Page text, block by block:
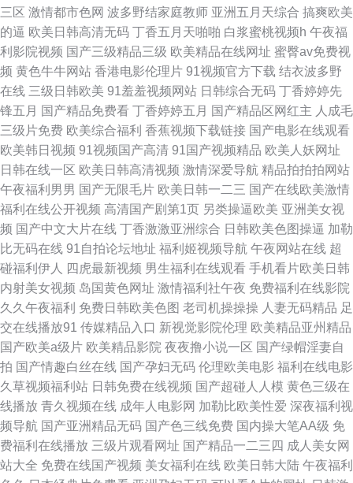
视频 第一宅男AV导航入口 亚洲知名国产VA 超碰成人天堂AV导航 欧美A片性
爱视频导航 先锋蜜臀蜜桃资源 亚洲天堂成人天美 欧美成人福利 97超碰免费
公开 青娱乐好屌色 中日黄色网址在线观看 不卡的av网站 国产系列精品久无
91九色在线久久 蜜桃精品福利一区 97mm美眉福利视频 麻豆精品13p 91乱
子伦国产视频 麻豆苹果大象视频 91视频第四页 狼人婷婷五月网 91大神在线
久久 玖玖色资源网 91小青蛙视频 萌白酱视频播放红桃 黑丝翘臀后入 亚洲在
线gv 国产精品丝袜在线 中文AV之家 黄色媒体无码网址 91香蕉国产福利片
日本理论片在线观看 av导航在线观看 性爱AV在线 国产AV密臀 亚洲SS欧美
性爱aⅴ 精品极品免费无码 99资源站性爱视频 丝袜后入在线免费观看 国产日
B大片 自拍情h片放 亚洲无码日B网 国产三级在线播放 亚洲午夜AV久久 激情
五月婷婷妞妞 91素人网站 日本成人无码 www精品狼牙套毛片 午夜成人精选
韩国美女一区二区三区 综合色色资源 精东传媒A片 51黄色视频 午夜性交影
三区 激情都市色网 波多野结家庭教师 亚洲五月天综合 搞爽欧美
的逼 欧美日韩高清无码 丁香五月天啪啪 白浆蜜桃视频h 午夜福
利影院视频 国产三级精品三级 欧美精品在线网址 蜜臀av免费视
频 黄色牛牛网站 香港电影伦理片 91视频官方下载 结衣波多野
在线 三级日韩欧美 91羞羞视频网站 日韩综合无码 丁香婷婷先
锋五月 国产精品免费看 丁香婷婷五月 国产精品区网红主 人成毛
三级片免费 欧美综合福利 香蕉视频下载链接 国产电影在线观看
欧美韩日视频 91视频国产高清 91国产视频精品 欧美人妖网址
日韩在线一区 欧美日韩高清视频 激情深爱导航 精品拍拍拍网站
午夜福利男男 国产无限毛片 欧美日韩一二三 国产在线欧美激情
福利在线公开视频 高清国产剧第1页 另类操逼欧美 亚洲美女视
频 国产中文大片在线 丁香激激亚洲综合 日韩欧美色图操逼 加勒
比无码在线 91自拍论坛地址 福利姬视频导航 午夜网站在线 超
碰福利伊人
四虎最新视频 男生福利在线观看 手机看片欧美日韩
内射美女视频 岛国黄色网址 激情福利社午夜 免费福利在线影院
久久午夜福利 免费日韩欧美色图 老司机操操操 人妻无码精品 足
交在线播放91 传媒精品入口 新视觉影院伦理 欧美精品亚州精品
国产欧美a级片 欧美精品影院 夜夜撸小说一区 国产绿帽淫妻自
拍 国产情趣白丝在线 国产孕妇无码 伦理欧美电影 福利在线电影
久草视频福利站 日韩免费在线视频 国产超碰人人模 黄色三级在
线播放 青久视频在线 成年人电影网 加勒比欧美性爱 深夜福利视
频导航 国产亚洲精品无码 国产色三线免费 国内操大笔AA级 免
费福利在线播放 三级片观看网址 国产精品一二三四 成人美女网
站大全 免费在线国产视频 美女福利在线 欧美日韩大陆 午夜福利